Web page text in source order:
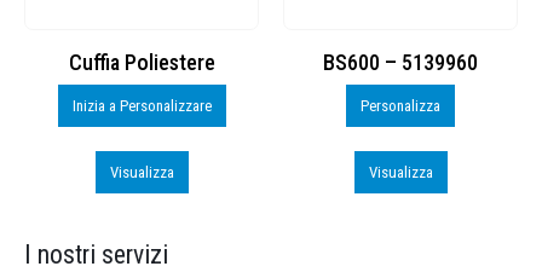
Cuffia Poliestere
Inizia a Personalizzare
Visualizza
BS600 – 5139960
Personalizza
Visualizza
I nostri servizi